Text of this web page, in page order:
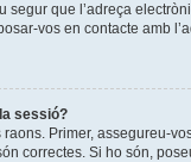
segur que l’adreça
vos en contacte amb
sessió?
raons. Primer, assegureu-
correctes. Si ho són,